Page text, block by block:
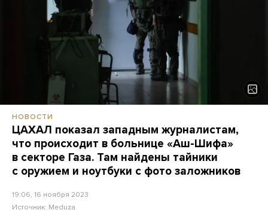
НОВОСТИ
ЦАХАЛ показал западным журналистам,
что происходит в больнице «Аш-Шифа»
в секторе Газа. Там найдены тайники
с оружием и ноутбуки с фото заложников
19:06, 16 ноября 2023
Источник: Meduza